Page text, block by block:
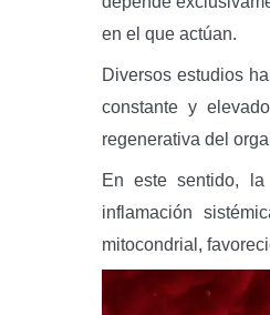
en el que actúan.
Diversos estudios
constante y
regenerativa del
En este sentido,
inflamación
mitocondrial,